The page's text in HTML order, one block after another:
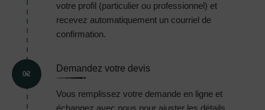
votre profil (particulier ou professionnel) et
recevez automatiquement un courriel de
confirmation.
02
Demandez votre devis
Vous remplissez votre demande en ligne et